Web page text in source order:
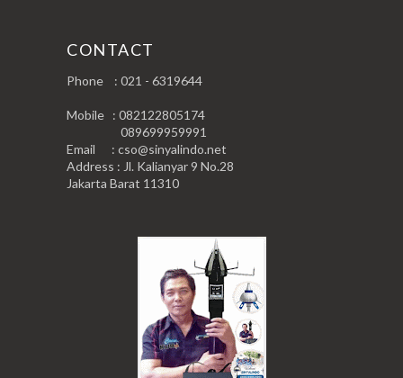
CONTACT
Phone : 021 - 6319644
Mobile : 082122805174
089699959991
Email : cso@sinyalindo.net
Address : Jl. Kalianyar 9 No.28
Jakarta Barat 11310